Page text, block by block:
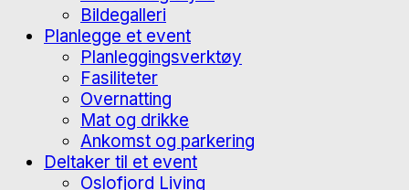
Bildegalleri
Planlegge et event
Planleggingsverktøy
Fasiliteter
Overnatting
Mat og drikke
Ankomst og parkering
Deltaker til et event
Oslofjord Living